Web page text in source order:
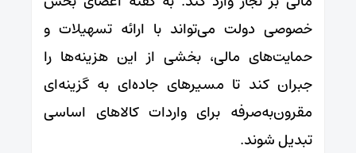
خصوصی دولت می‌تواند با ارائه تسهیلات و
حمایت‌های مالی، بخشی از این هزینه‌ها را
جبران کند تا مسیرهای جاده‌ای به گزینه‌ای
مقرون‌به‌صرفه برای واردات کالاهای اساسی
تبدیل شوند.